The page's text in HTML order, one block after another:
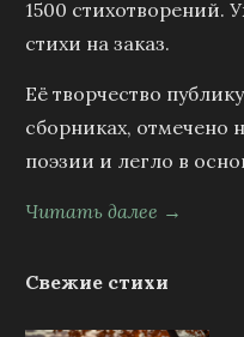
1500 стихотворений.
стихи на заказ.
Её творчество
сборниках, отмечено
поэзии и легло в
Читать далее →
Свежие стихи